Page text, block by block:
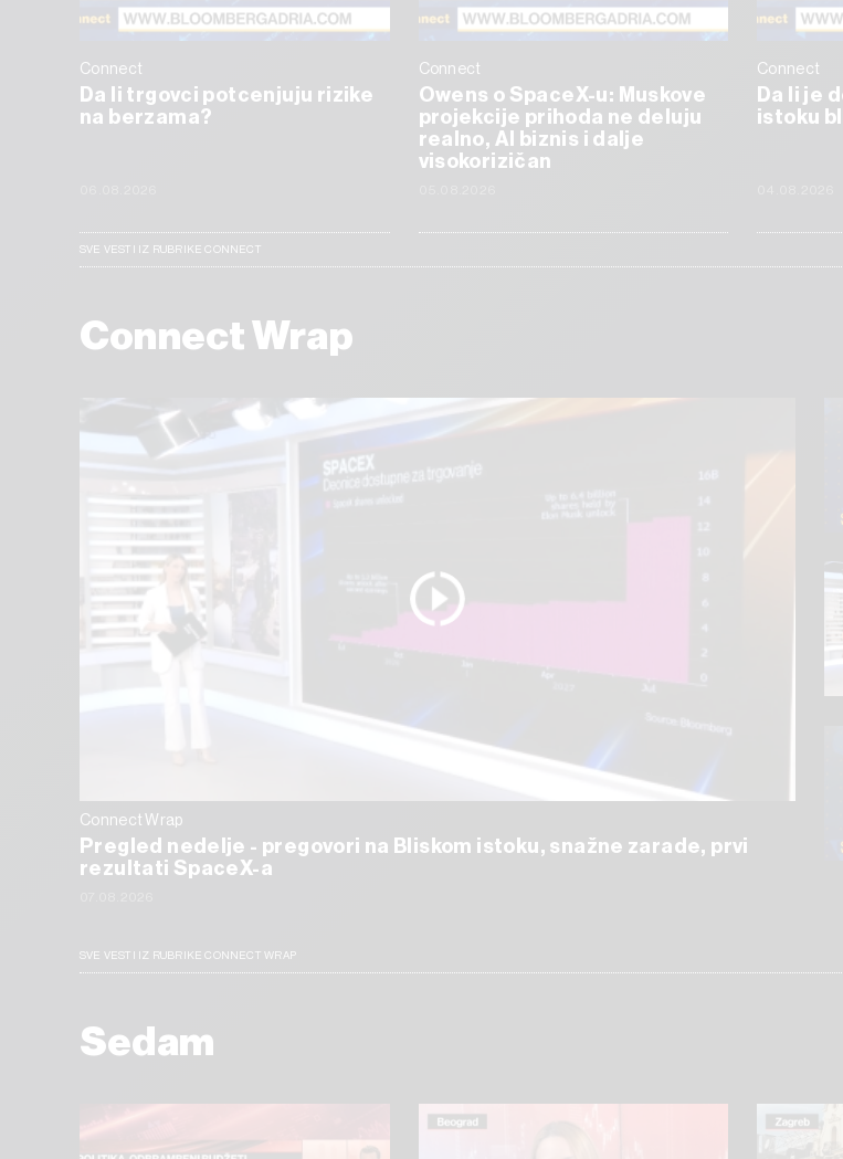
Connect
Da li trgovci potcenjuju rizike
na berzama?
Connect
Owens o SpaceX-u: Muskove
projekcije prihoda ne deluju
realno, AI biznis i dalje
visokorizičan
Connect
Da li je
istoku
SVE VESTI IZ RUBRIKE CONNECT
Connect Wrap
Connect Wrap
Pregled nedelje - pregovori na Bliskom istoku, snažne zarade, prvi
rezultati SpaceX-a
SVE VESTI IZ RUBRIKE CONNECT WRAP
Sedam